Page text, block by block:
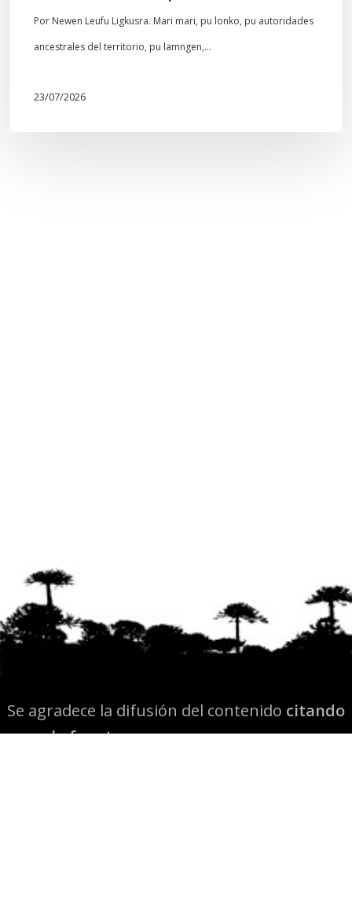
comunitario
Mapuche»
Por Newen Leufu Ligkusra. Mari mari, pu lonko, pu autoridades
ancestrales del territorio, pu lamngen,…
23/07/2026
Se agradece la difusión del contenido citando
la fuente www.mapuexpress.org